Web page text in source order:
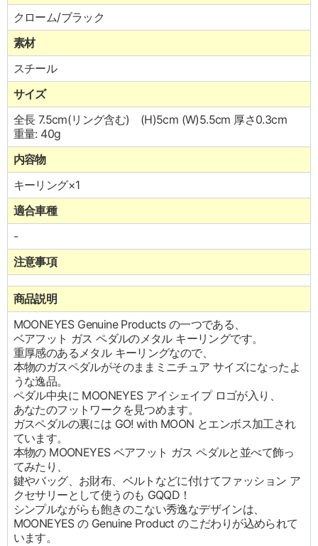
クローム/ブラック
素材
スチール
サイズ
全長 7.5cm(リング含む) (H)5cm (W)5.5cm 厚さ0.3cm
重量: 40g
内容物
キーリング×1
適合車種
-
注意事項
商品説明
MOONEYES Genuine Products の一つである、
ベアフット ガス ペダルのメタル キーリングです。
重厚感のあるメタル キーリングなので、
本物のガスペダルがそのままミニチュア サイズになったよ
うな逸品。
ペダル中央に MOONEYES アイシェイプ ロゴが入り、
あなたのフットワークを見つめます。
ガスペダルの裏には GO! with MOON とエンボス加工され
ています。
本物の MOONEYES ベアフット ガス ペダルと並べて飾っ
てみたり、
鍵やバッグ、お財布、ベルトなどに付けてファッション ア
クセサリーとして使うのも GQQD！
シンプルながらも飽きのこない秀逸なデザインは、
MOONEYES の Genuine Product のこだわりが込められて
います。